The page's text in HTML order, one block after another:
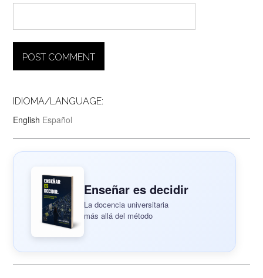
IDIOMA/LANGUAGE:
English Español
Enseñar es decidir
La docencia universitaria
más allá del método